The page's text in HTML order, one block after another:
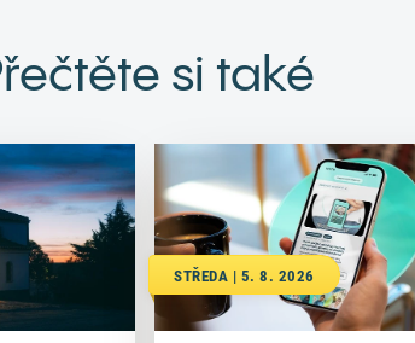
si také
STŘEDA | 5. 8. 2026